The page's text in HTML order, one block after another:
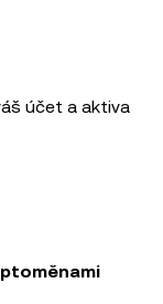
účet a aktiva